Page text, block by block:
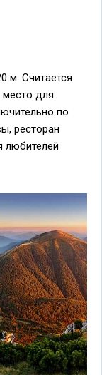
м. Считается
для
по
ресторан
любителей